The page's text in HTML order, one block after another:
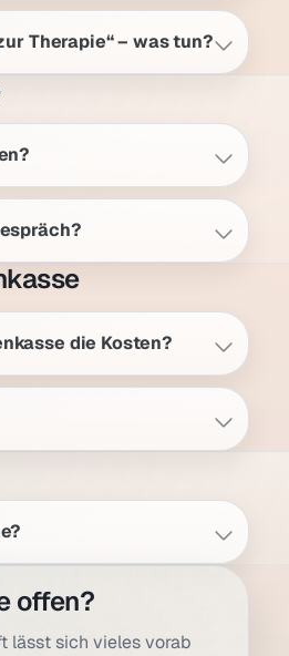
Therapie“ – was tun?
die Kosten?
offen?
lässt sich vieles vorab